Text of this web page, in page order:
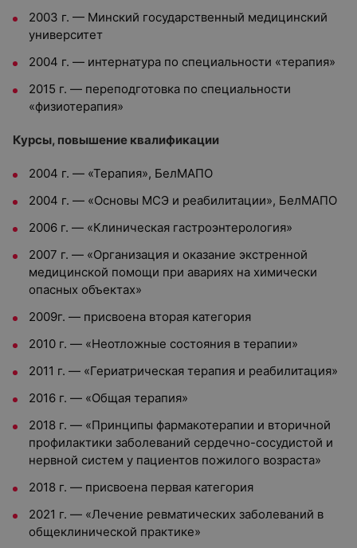
2003 г. — Минский государственный медицинский
университет
2004 г. — интернатура по специальности «терапия»
2015 г. — переподготовка по специальности
«физиотерапия»
Курсы, повышение квалификации
2004 г. — «Терапия», БелМАПО
2004 г. — «Основы МСЭ и реабилитации», БелМАПО
2006 г. — «Клиническая гастроэнтерология»
2007 г. — «Организация и оказание экстренной
медицинской помощи при авариях на химически
опасных объектах»
2009г. — присвоена вторая категория
2010 г. — «Неотложные состояния в терапии»
2011 г. — «Гериатрическая терапия и реабилитация»
2016 г. — «Общая терапия»
2018 г. — «Принципы фармакотерапии и вторичной
профилактики заболеваний сердечно-сосудистой и
нервной систем у пациентов пожилого возраста»
2018 г. — присвоена первая категория
2021 г. — «Лечение ревматических заболеваний в
общеклинической практике»